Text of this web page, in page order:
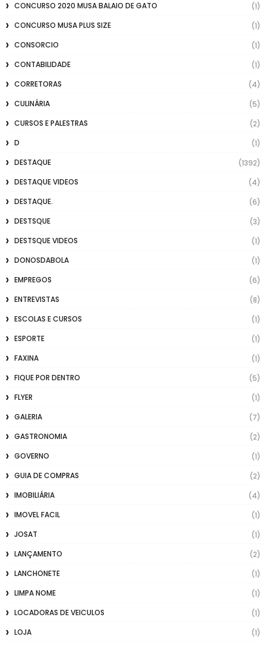
CONCURSO 2020 MUSA BALAIO DE GATO
(1)
CONCURSO MUSA PLUS SIZE
(1)
CONSORCIO
(1)
CONTABILIDADE
(1)
CORRETORAS
(4)
CULINÁRIA
(5)
CURSOS E PALESTRAS
(2)
D
(1)
DESTAQUE
(1392)
DESTAQUE VIDEOS
(4)
DESTAQUE.
(6)
DESTSQUE
(3)
DESTSQUE VIDEOS
(1)
DONOSDABOLA
(1)
EMPREGOS
(6)
ENTREVISTAS
(8)
ESCOLAS E CURSOS
(1)
ESPORTE
(1)
FAXINA
(1)
FIQUE POR DENTRO
(5)
FLYER
(1)
GALERIA
(7)
GASTRONOMIA
(2)
GOVERNO
(1)
GUIA DE COMPRAS
(2)
IMOBILIÁRIA
(4)
IMOVEL FACIL
(1)
JOSAT
(1)
LANÇAMENTO
(2)
LANCHONETE
(1)
LIMPA NOME
(1)
LOCADORAS DE VEICULOS
(1)
LOJA
(1)